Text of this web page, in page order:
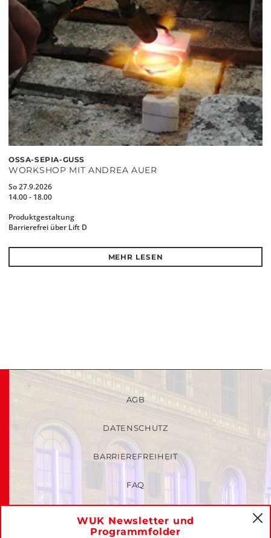
OSSA-SEPIA-GUSS
WORKSHOP MIT ANDREA AUER
So 27.9.2026
14.00 - 18.00
Produktgestaltung
Barrierefrei über Lift D
MEHR LESEN
WUK Newsletter und
Programmfolder
AGB
DATENSCHUTZ
BARRIEREFREIHEIT
FAQ